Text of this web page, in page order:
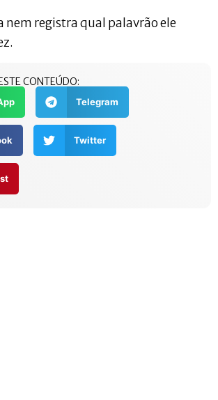
nem registra qual palavrão ele
CONTEÚDO:
Telegram
Twitter